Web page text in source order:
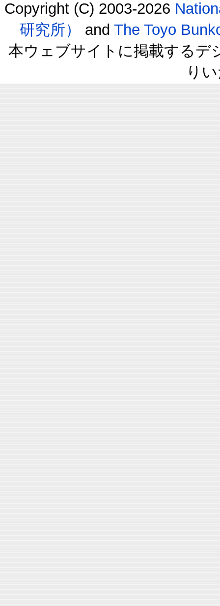
Copyright (C) 2003-2026
研究所）
and The Toyo
本ウェブサイトに掲載するデ
り